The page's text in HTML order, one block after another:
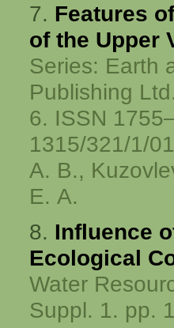
7. Features
of the Upper
Series: Earth
Publishing
6. ISSN
1315/321/1/
A. B.,
E. A.
8. Influence
Ecological
Water
Suppl. 1. pp.